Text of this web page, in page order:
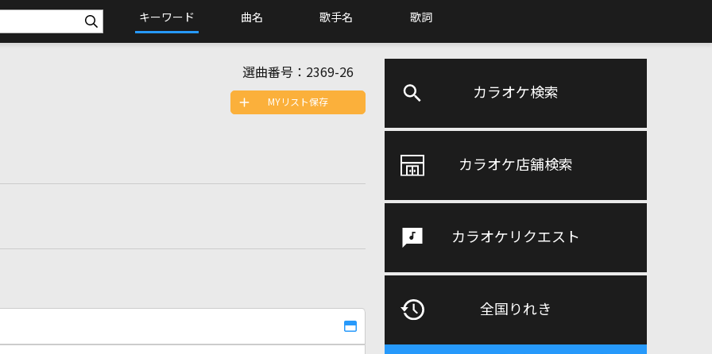
キーワード 曲名 歌手名 歌詞
カラオケ検索
カラオケ店舗検索
カラオケリクエスト
全国りれき
選曲番号： 2369-26
MYリスト保存